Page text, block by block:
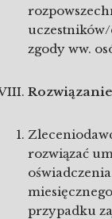
zgody ww.
rozwiązać
przypadku